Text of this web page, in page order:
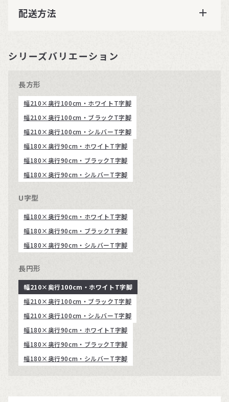
配送方法
シリーズバリエーション
長方形
幅210×奥行100cm・ホワイトT字脚
幅210×奥行100cm・ブラックT字脚
幅210×奥行100cm・シルバーT字脚
幅180×奥行90cm・ホワイトT字脚
幅180×奥行90cm・ブラックT字脚
幅180×奥行90cm・シルバーT字脚
U字型
幅180×奥行90cm・ホワイトT字脚
幅180×奥行90cm・ブラックT字脚
幅180×奥行90cm・シルバーT字脚
長円形
幅210×奥行100cm・ホワイトT字脚
幅210×奥行100cm・ブラックT字脚
幅210×奥行100cm・シルバーT字脚
幅180×奥行90cm・ホワイトT字脚
幅180×奥行90cm・ブラックT字脚
幅180×奥行90cm・シルバーT字脚